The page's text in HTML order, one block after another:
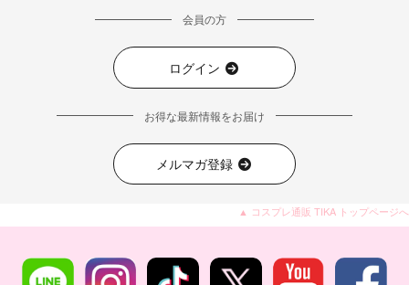
会員の方
ログイン
お得な最新情報をお届け
メルマガ登録
▲ コスプレ通販 TIKA トップページへ